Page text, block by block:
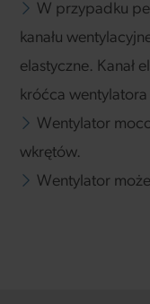
W przypadku
kanału
elastyczne. Kanał
króćca
Wentylator
wkrętów.
Wentylator